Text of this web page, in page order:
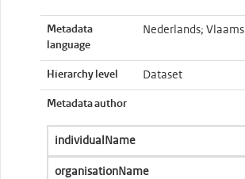
Metadata
language
Nederlands; Vlaams
Hierarchy level Dataset
Metadata author
individualName
organisationName